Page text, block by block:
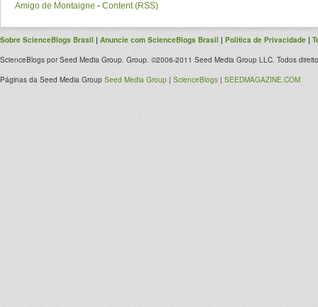
Amigo de Montaigne - Content (RSS)
Sobre ScienceBlogs Brasil | Anuncie com ScienceBlogs Brasil | Política de Privacidade |
ScienceBlogs por Seed Media Group. Group. ©2006-2011 Seed Media Group LLC. Todos
Páginas da Seed Media Group Seed Media Group | ScienceBlogs | SEEDMAGAZINE.COM